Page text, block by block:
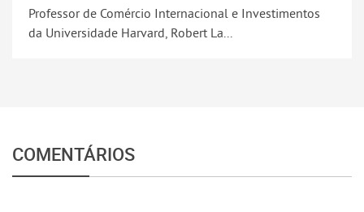
Professor de Comércio Internacional e Investimentos
da Universidade Harvard, Robert La...
COMENTÁRIOS